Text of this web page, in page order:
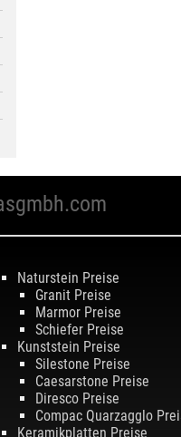
Naturstein Preise
Granit Preise
Marmor Preise
Schiefer Preise
Kunststein Preise
Silestone Preise
Caesarstone Preise
Diresco Preise
Compac Quarzagglo
Keramikplatten Preise